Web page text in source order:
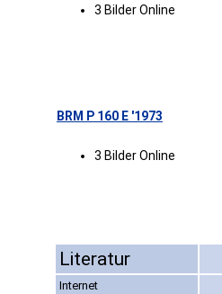
3 Bilder Online
BRM P 160 E '1973
3 Bilder Online
Literatur
Internet